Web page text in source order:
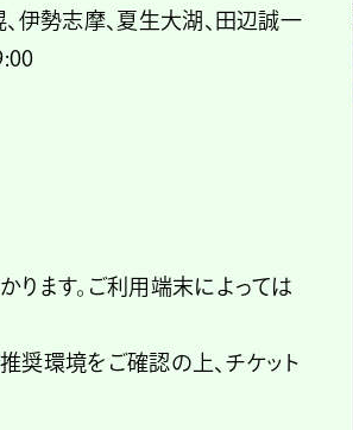
伊勢志摩、夏生大湖、田辺誠一
ります。ご利用端末によっては
奨環境をご確認の上、チケット